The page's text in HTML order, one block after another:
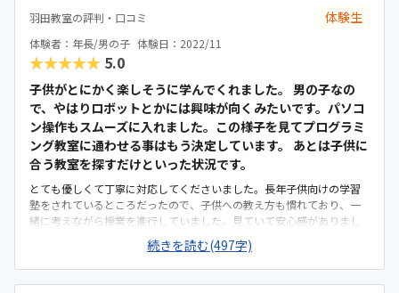
羽田教室の評判・口コミ 体験生
体験者：年長/男の子 体験日：2022/11
★★★★★ 5.0
子供がとにかく楽しそうに学んでくれました。 男の子なの
で、やはりロボットとかには興味が向くみたいです。パソコ
ン操作もスムーズに入れました。この様子を見てプログラミ
ング教室に通わせる事はもう決定しています。 あとは子供に
合う教室を探すだけといった状況です。
とても優しくて丁寧に対応してくださいました。長年子供向けの学習
塾をされているところだったので、子供への教え方も慣れており、一
緒に考えながら授業を進行していました。見ていて安心感がありまし
た。ブロックを使いながら、ロボットの組み立て方の基本を学びまし
た。その後パソコンを使って実際にロボットに命令を出すところまで
やりました。 子供用の教材とは言え本格的なプログラミングの学習だ
ったと思います。自宅からは自転車で通える距離にあるので、親子で
続きを読む(497字)